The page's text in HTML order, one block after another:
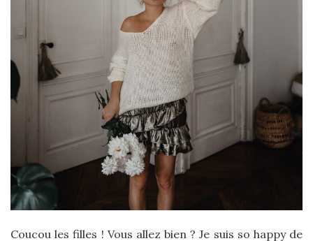
Coucou les filles ! Vous allez bien ? Je suis so happy de